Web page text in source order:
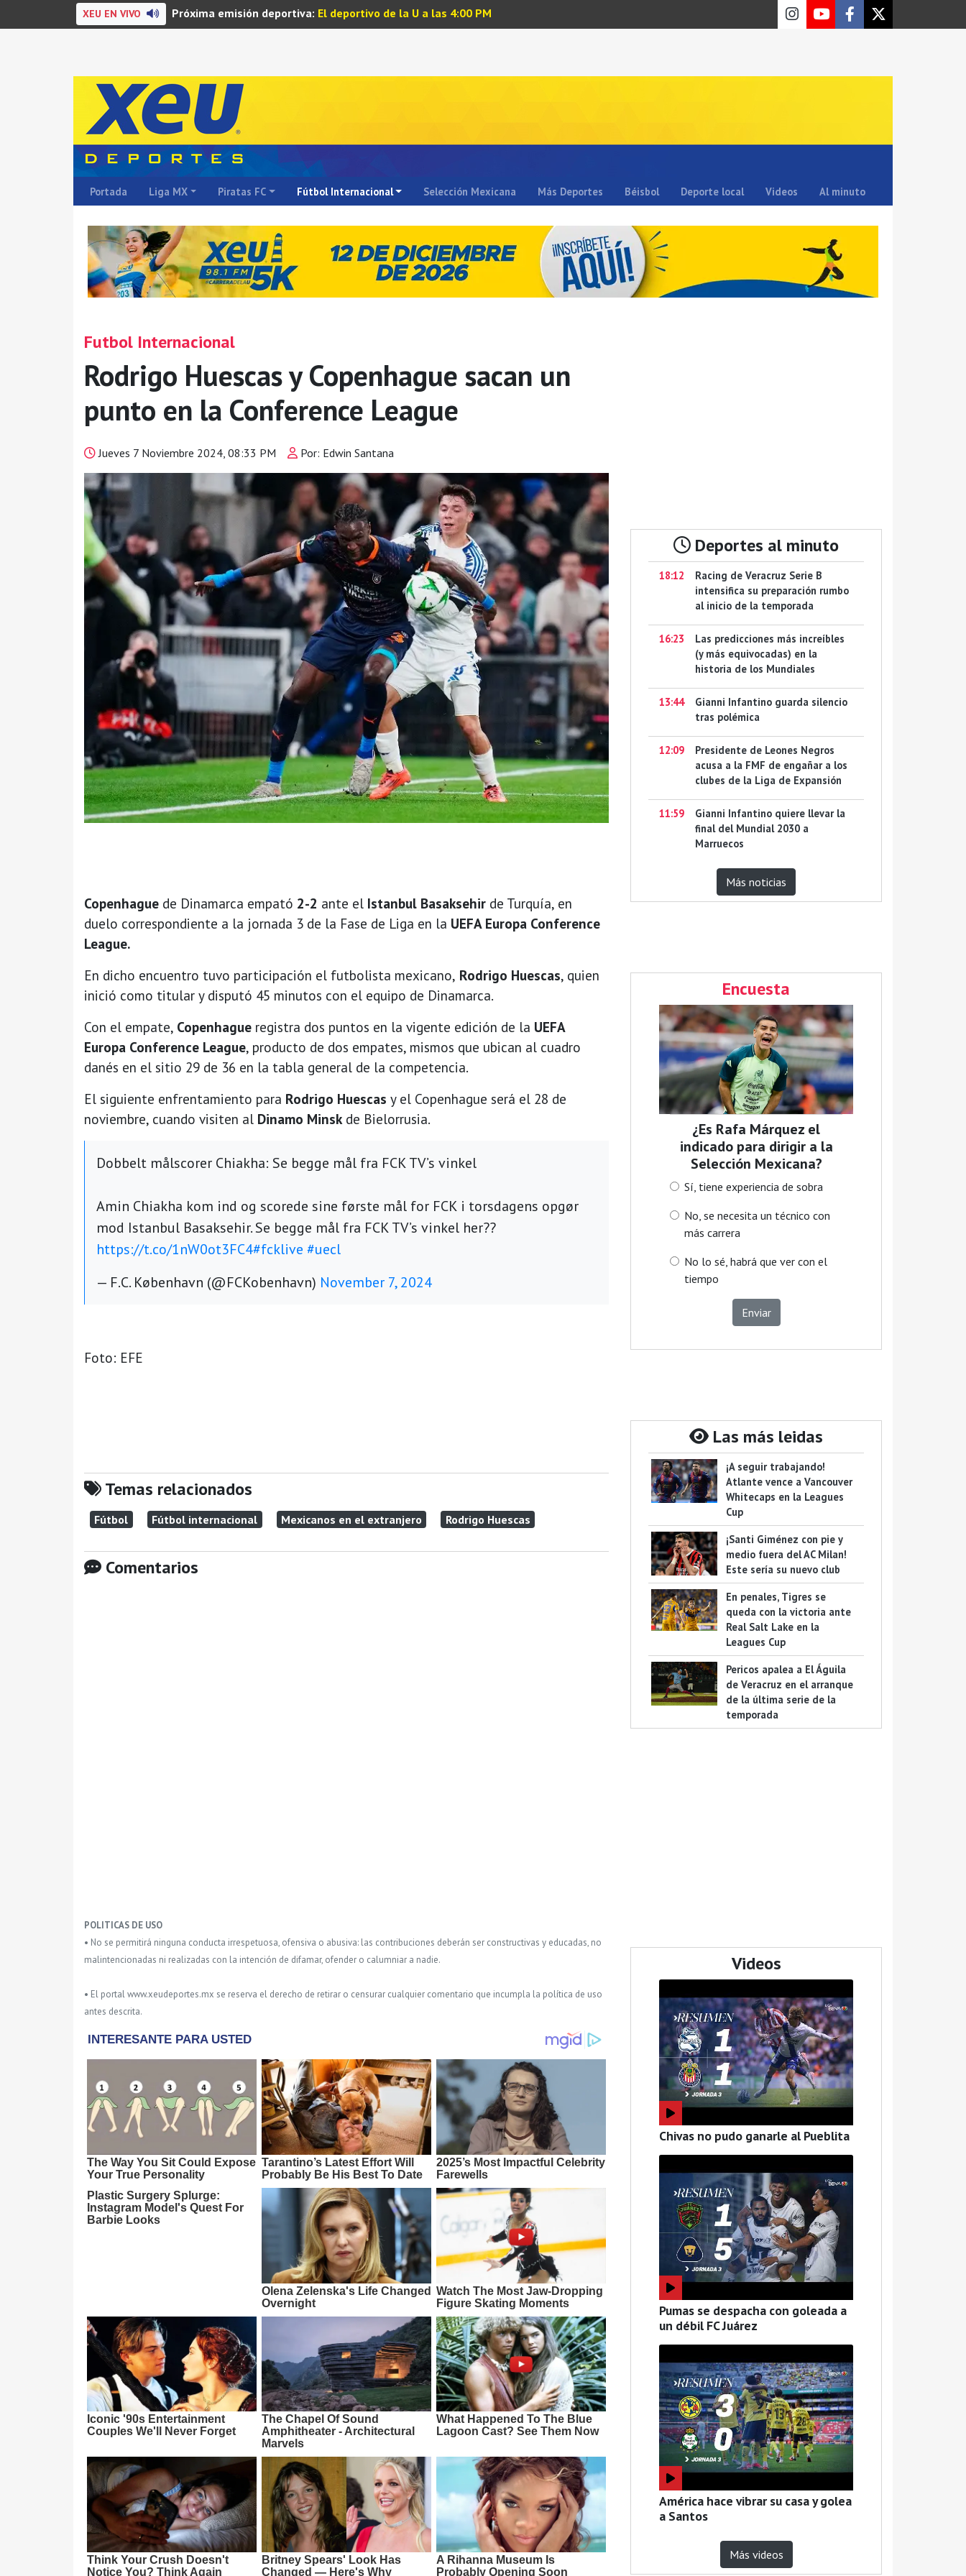
XEU EN VIVO Próxima emisión deportiva: El deportivo de la U a las 4:00 PM
Portada Liga MX Piratas FC Fútbol Internacional Selección Mexicana Más Deportes Béisbol Deporte local Videos Al minuto
Futbol Internacional
Rodrigo Huescas y Copenhague sacan un
punto en la Conference League
Jueves 7 Noviembre 2024, 08:33 PM Por: Edwin Santana
Copenhague de Dinamarca empató 2-2 ante el Istanbul Basaksehir de Turquía, en
duelo correspondiente a la jornada 3 de la Fase de Liga en la UEFA Europa Conference
League.
En dicho encuentro tuvo participación el futbolista mexicano, Rodrigo Huescas, quien
inició como titular y disputó 45 minutos con el equipo de Dinamarca.
Con el empate, Copenhague registra dos puntos en la vigente edición de la UEFA
Europa Conference League, producto de dos empates, mismos que ubican al cuadro
danés en el sitio 29 de 36 en la tabla general de la competencia.
El siguiente enfrentamiento para Rodrigo Huescas y el Copenhague será el 28 de
noviembre, cuando visiten al Dinamo Minsk de Bielorrusia.
Dobbelt målscorer Chiakha: Se begge mål fra FCK TV’s vinkel
Amin Chiakha kom ind og scorede sine første mål for FCK i torsdagens opgør
mod Istanbul Basaksehir. Se begge mål fra FCK TV’s vinkel her??
https://t.co/1nW0ot3FC4#fcklive #uecl
— F.C. København (@FCKobenhavn) November 7, 2024
Foto: EFE
Temas relacionados
Fútbol Fútbol internacional Mexicanos en el extranjero Rodrigo Huescas
Comentarios
POLITICAS DE USO
• No se permitirá ninguna conducta irrespetuosa, ofensiva o abusiva: las contribuciones deberán ser constructivas y educadas, no
malintencionadas ni realizadas con la intención de difamar, ofender o calumniar a nadie.
• El portal www.xeudeportes.mx se reserva el derecho de retirar o censurar cualquier comentario que incumpla la política de uso
antes descrita.
Deportes al minuto
18:12
Racing de Veracruz Serie B
intensifica su preparación rumbo
al inicio de la temporada
16:23
Las predicciones más increíbles
(y más equivocadas) en la
historia de los Mundiales
13:44
Gianni Infantino guarda silencio
tras polémica
12:09
Presidente de Leones Negros
acusa a la FMF de engañar a los
clubes de la Liga de Expansión
11:59
Gianni Infantino quiere llevar la
final del Mundial 2030 a
Marruecos
Más noticias
Encuesta
¿Es Rafa Márquez el
indicado para dirigir a la
Selección Mexicana?
Sí, tiene experiencia de sobra
No, se necesita un técnico con
más carrera
No lo sé, habrá que ver con el
tiempo
Enviar
Las más leidas
¡A seguir trabajando!
Atlante vence a Vancouver
Whitecaps en la Leagues
Cup
¡Santi Giménez con pie y
medio fuera del AC Milan!
Este sería su nuevo club
En penales, Tigres se
queda con la victoria ante
Real Salt Lake en la
Leagues Cup
Pericos apalea a El Águila
de Veracruz en el arranque
de la última serie de la
temporada
Videos
Chivas no pudo ganarle al Pueblita
Pumas se despacha con goleada a
un débil FC Juárez
América hace vibrar su casa y golea
a Santos
Más videos